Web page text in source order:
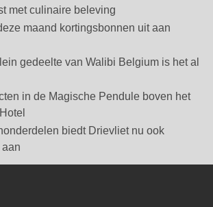
met culinaire beleving
maand kortingsbonnen uit aan
gedeelte van Walibi Belgium is het al
in de Magische Pendule boven het
biedt Drievliet nu ook